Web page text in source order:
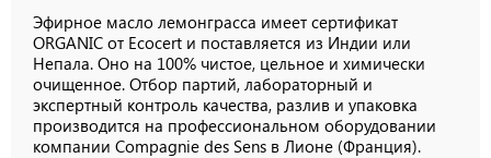
Эфирное масло лемонграсса имеет сертификат
ORGANIC от Ecocert и поставляется из Индии или
Непала. Оно на 100% чистое, цельное и химически
очищенное. Отбор партий, лабораторный и
экспертный контроль качества, разлив и упаковка
производится на профессиональном оборудовании
компании Compagnie des Sens в Лионе (Франция).